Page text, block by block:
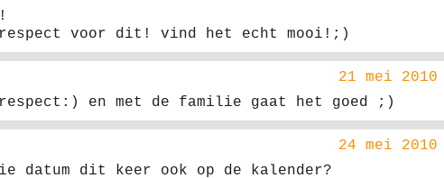
voor dit! vind het echt mooi!;)
21 mei
en met de familie gaat het goed ;)
24 mei
datum dit keer ook op de kalender?